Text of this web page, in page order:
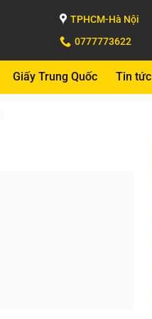
TPHCM-Hà Nội
0777773622
Giấy Trung Quốc Tin tức